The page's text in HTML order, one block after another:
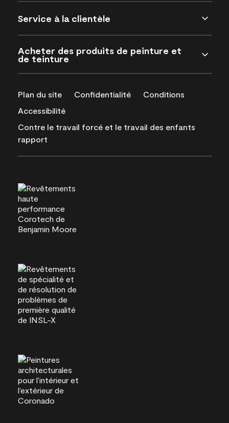
Service à la clientèle
Acheter des produits de peinture et
de teinture
Plan du site Confidentialité
Conditions
Accessibilité
Contre le travail forcé et le travail des enfants
rapport